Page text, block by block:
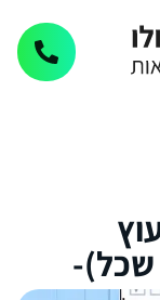
שכל)-